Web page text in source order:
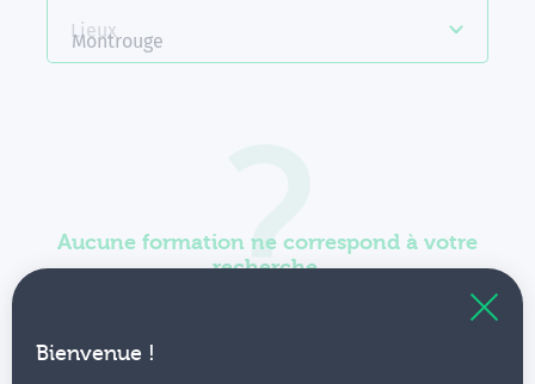
Bienvenue !
Lieux
Montrouge
Aucune formation ne correspond à votre
recherche.
Vous pouvez renouveler votre requête en élargissant